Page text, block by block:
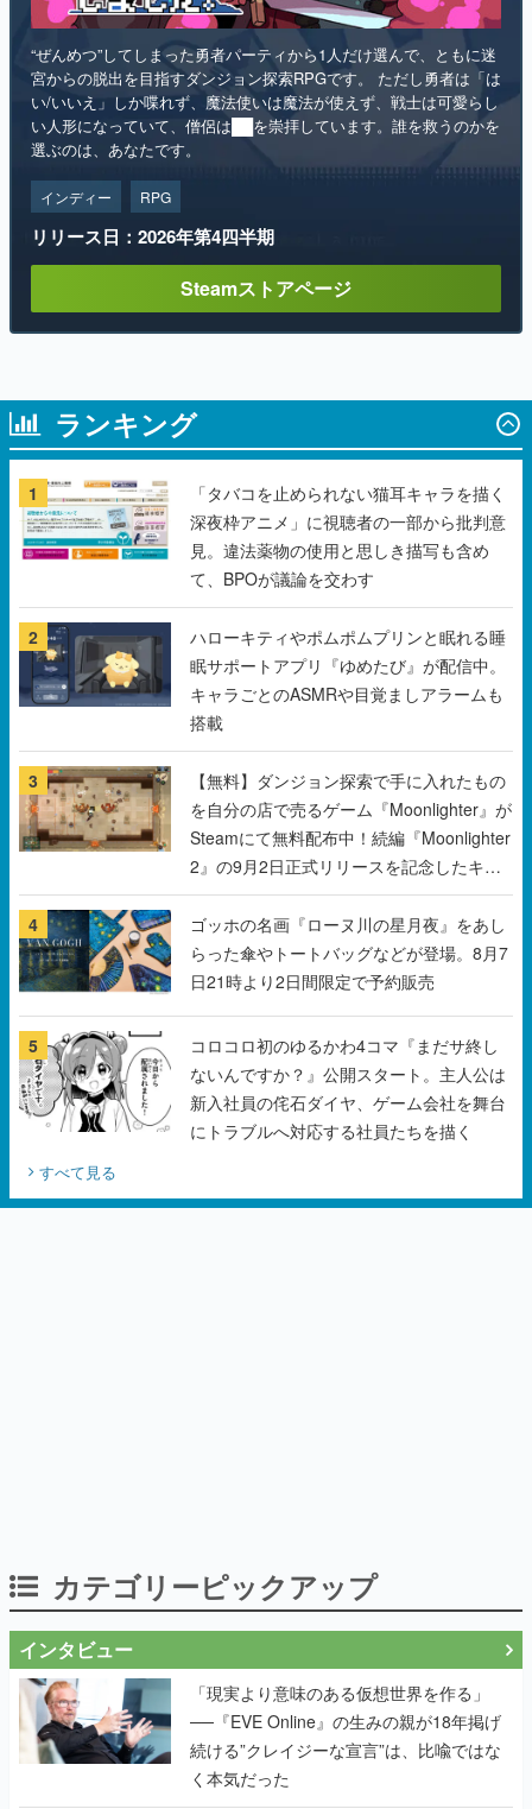
“ぜんめつ”してしまった勇者パーティから1人だけ選んで、ともに迷
宮からの脱出を目指すダンジョン探索RPGです。 ただし勇者は「は
い/いいえ」しか喋れず、魔法使いは魔法が使えず、戦士は可愛らし
い人形になっていて、僧侶は██を崇拝しています。誰を救うのかを
選ぶのは、あなたです。
インディー RPG
リリース日：2026年第4四半期
Steamストアページ
ランキング
1
「タバコを止められない猫耳キャラを描く
深夜枠アニメ」に視聴者の一部から批判意
見。違法薬物の使用と思しき描写も含め
て、BPOが議論を交わす
2
ハローキティやポムポムプリンと眠れる睡
眠サポートアプリ『ゆめたび』が配信中。
キャラごとのASMRや目覚ましアラームも
搭載
3
【無料】ダンジョン探索で手に入れたもの
を自分の店で売るゲーム『Moonlighter』が
Steamにて無料配布中！続編『Moonlighter
2』の9月2日正式リリースを記念したキャ
ンペーン
4
ゴッホの名画『ローヌ川の星月夜』をあし
らった傘やトートバッグなどが登場。8月7
日21時より2日間限定で予約販売
5
コロコロ初のゆるかわ4コマ『まだサ終し
ないんですか？』公開スタート。主人公は
新入社員の侘石ダイヤ、ゲーム会社を舞台
にトラブルへ対応する社員たちを描く
すべて見る
カテゴリーピックアップ
インタビュー
「現実より意味のある仮想世界を作る」
──『EVE Online』の生みの親が18年掲げ
続ける”クレイジーな宣言”は、比喩ではな
く本気だった